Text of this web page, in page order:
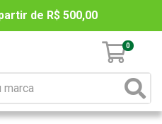
de R$ 500,00
0